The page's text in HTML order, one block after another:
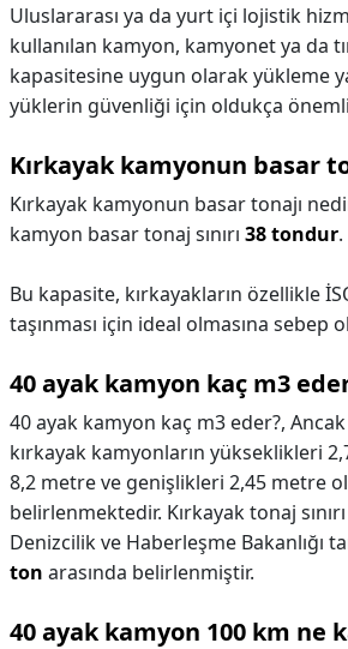
Uluslararası ya da yurt içi lojistik
kullanılan kamyon, kamyonet ya da
kapasitesine uygun olarak yükleme
yüklerin güvenliği için oldukça
Kırkayak kamyonun basar
Kırkayak kamyonun basar tonajı
kamyon basar tonaj sınırı 38 tondur.
Bu kapasite, kırkayakların özellikle
taşınması için ideal olmasına sebep
40 ayak kamyon kaç m3
40 ayak kamyon kaç m3 eder?,
kırkayak kamyonların yükseklikleri
8,2 metre ve genişlikleri 2,45 metre
belirlenmektedir. Kırkayak tonaj
Denizcilik ve Haberleşme Bakanlığı
ton arasında belirlenmiştir.
40 ayak kamyon 100 km ne